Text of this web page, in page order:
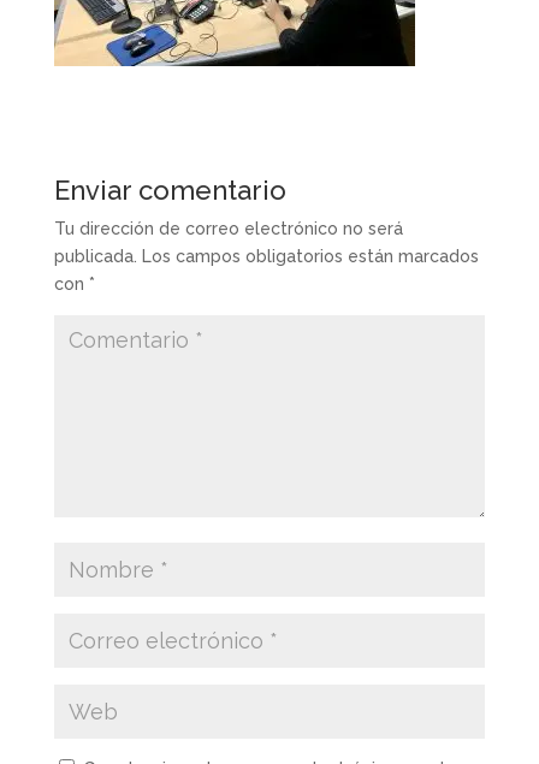
Enviar comentario
Tu dirección de correo electrónico no será
publicada. Los campos obligatorios están marcados
con *